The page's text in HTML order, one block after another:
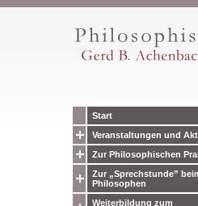
Start
Veranstaltungen und
Zur Philosophischen
Zur „Sprechstunde”
Philosophen
Weiterbildung zum